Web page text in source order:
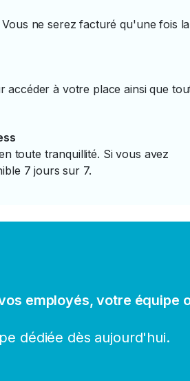
ne serez facturé qu'une fois la
à votre place ainsi que
toute tranquillité. Si vous avez
7 jours sur 7.
employés, votre équipe
dédiée dès aujourd'hui.